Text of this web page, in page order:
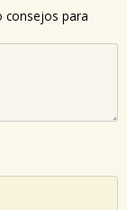
consejos para